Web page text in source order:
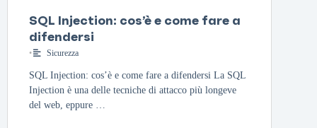
SQL Injection: cos’è e come fare a
difendersi
• Sicurezza
SQL Injection: cos’è e come fare a difendersi La SQL
Injection è una delle tecniche di attacco più longeve
del web, eppure …